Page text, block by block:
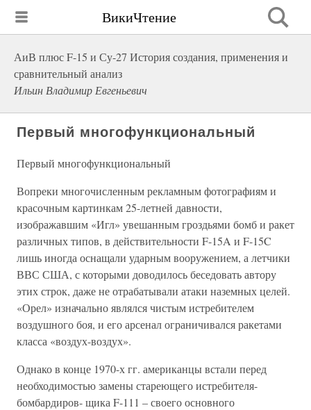
ВикиЧтение
АиВ плюс F-15 и Су-27 История создания, применения и
сравнительный анализ
Ильин Владимир Евгеньевич
Первый многофункциональный
Первый многофункциональный
Вопреки многочисленным рекламным фотографиям и
красочным картинкам 25-летней давности,
изображавшим «Игл» увешанным гроздьями бомб и ракет
различных типов, в действительности F-15A и F-15C
лишь иногда оснащали ударным вооружением, а летчики
ВВС США, с которыми доводилось беседовать автору
этих строк, даже не отрабатывали атаки наземных целей.
«Орел» изначально являлся чистым истребителем
воздушного боя, и его арсенал ограничивался ракетами
класса «воздух-воздух».
Однако в конце 1970-х гг. американцы встали перед
необходимостью замены стареющего истребителя-
бомбардиров- щика F-111 – своего основного